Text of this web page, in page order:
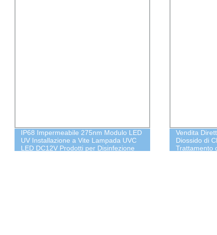
IP68 Impermeabile 275nm Modulo LED
UV Installazione a Vite Lampada UVC
LED DC12V Prodotti per Disinfezione
Vendita
Diossido di
Trattamento